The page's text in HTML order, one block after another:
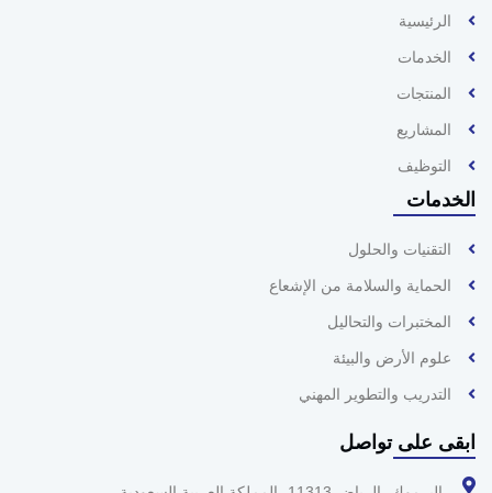
الرئيسية
الخدمات
المنتجات
المشاريع
التوظيف
الخدمات
التقنيات والحلول
الحماية والسلامة من الإشعاع
المختبرات والتحاليل
علوم الأرض والبيئة
التدريب والتطوير المهني
ابقى على تواصل